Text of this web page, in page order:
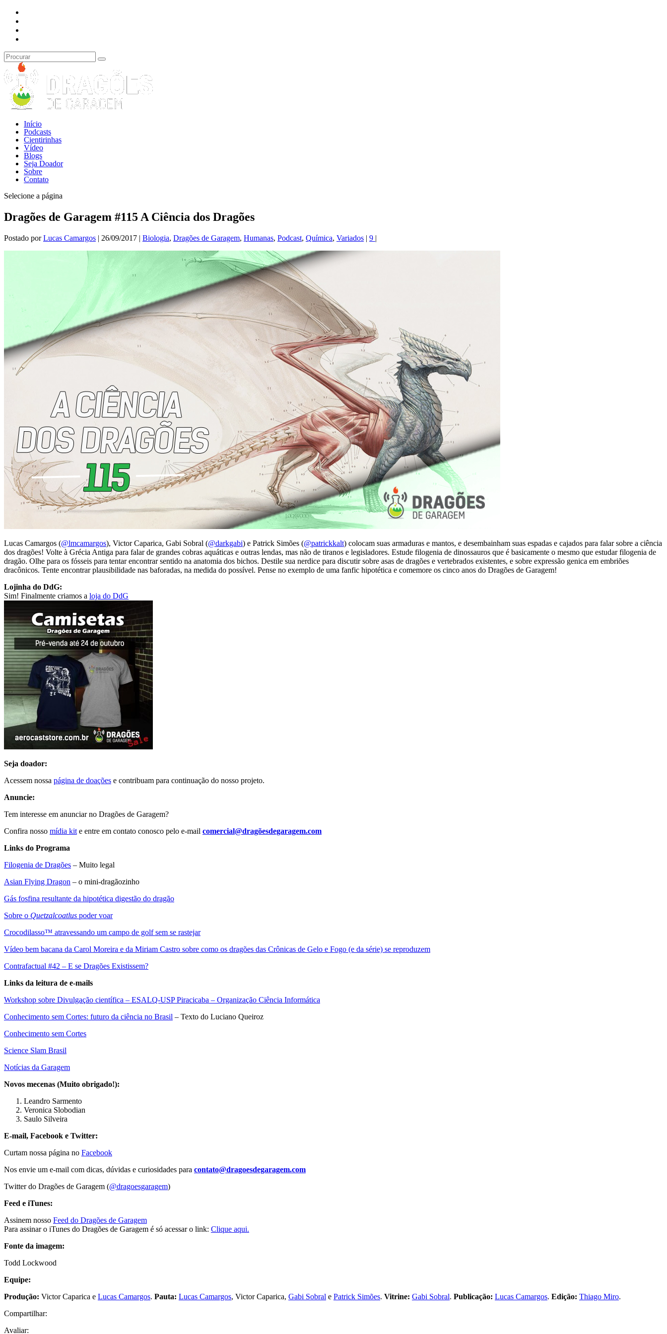
Início
Podcasts
Cientirinhas
Vídeo
Blogs
Seja Doador
Sobre
Contato
Selecione a página
Dragões de Garagem #115 A Ciência dos Dragões
Postado porLucas Camargos | 26/09/2017 | Biologia, Dragões de Garagem, Humanas, Podcast, Química, Variados | 9 |
Lucas Camargos (@lmcamargos), Victor Caparica, Gabi Sobral (@darkgabi) e Patrick Simões (@patrickkalt) colocam suas armaduras e mantos, e desembainham suas espadas e cajados para falar sobre a ciência
dos dragões! Volte à Grécia Antiga para falar de grandes cobras aquáticas e outras lendas, mas não de tiranos e legisladores. Estude filogenia de dinossauros que é basicamente o mesmo que estudar filogenia de
dragão. Olhe para os fósseis para tentar encontrar sentido na anatomia dos bichos. Destile sua nerdice para discutir sobre asas de dragões e vertebrados existentes, e sobre expressão genica em embriões
dracônicos. Tente encontrar plausibilidade nas baforadas, na medida do possível. Pense no exemplo de uma fanfic hipotética e comemore os cinco anos do Dragões de Garagem!
Lojinha do DdG:
Sim! Finalmente criamos a loja do DdG
Seja doador:
Acessem nossa página de doações e contribuam para continuação do nosso projeto.
Anuncie:
Tem interesse em anunciar no Dragões de Garagem?
Confira nosso mídia kit e entre em contato conosco pelo e-mail comercial@dragõesdegaragem.com
Links do Programa
Filogenia de Dragões – Muito legal
Asian Flying Dragon – o mini-dragãozinho
Gás fosfina resultante da hipotética digestão do dragão
Sobre o Quetzalcoatlus poder voar
Crocodilasso™ atravessando um campo de golf sem se rastejar
Vídeo bem bacana da Carol Moreira e da Miriam Castro sobre como os dragões das Crônicas de Gelo e Fogo (e da série) se reproduzem
Contrafactual #42 – E se Dragões Existissem?
Links da leitura de e-mails
Workshop sobre Divulgação científica – ESALQ-USP Piracicaba – Organização Ciência Informática
Conhecimento sem Cortes: futuro da ciência no Brasil – Texto do Luciano Queiroz
Conhecimento sem Cortes
Science Slam Brasil
Notícias da Garagem
Novos mecenas (Muito obrigado!):
Leandro Sarmento
Veronica Slobodian
Saulo Silveira
E-mail, Facebook e Twitter:
Curtam nossa página no Facebook
Nos envie um e-mail com dicas, dúvidas e curiosidades para contato@dragoesdegaragem.com
Twitter do Dragões de Garagem (@dragoesgaragem)
Feed e iTunes:
Assinem nosso Feed do Dragões de Garagem
Para assinar o iTunes do Dragões de Garagem é só acessar o link: Clique aqui.
Fonte da imagem:
Todd Lockwood
Equipe:
Produção: Victor Caparica e Lucas Camargos. Pauta: Lucas Camargos, Victor Caparica, Gabi Sobral e Patrick Simões. Vitrine: Gabi Sobral. Publicação: Lucas Camargos. Edição: Thiago Miro.
Compartilhar:
Avaliar: